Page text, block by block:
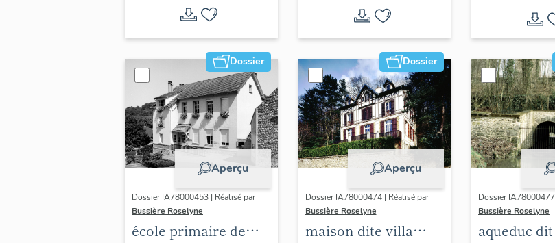
Dossier
Aperçu
Dossier IA78000453 | Réalisé par
Bussière Roselyne
école primaire de
Dossier
Aperçu
Dossier IA78000474 | Réalisé par
Bussière Roselyne
maison dite villa
Dossier
Bussière Roselyne
aqueduc